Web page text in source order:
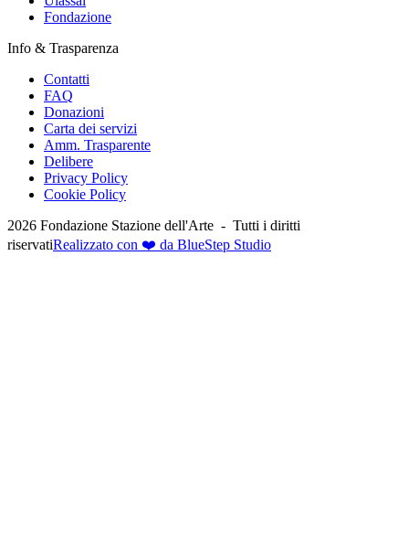
Fondazione
Info & Trasparenza
Contatti
FAQ
Donazioni
Carta dei servizi
Amm. Trasparente
Delibere
Privacy Policy
Cookie Policy
2026 Fondazione Stazione dell'Arte - Tutti i diritti
riservatiRealizzato con ❤️ da BlueStep Studio